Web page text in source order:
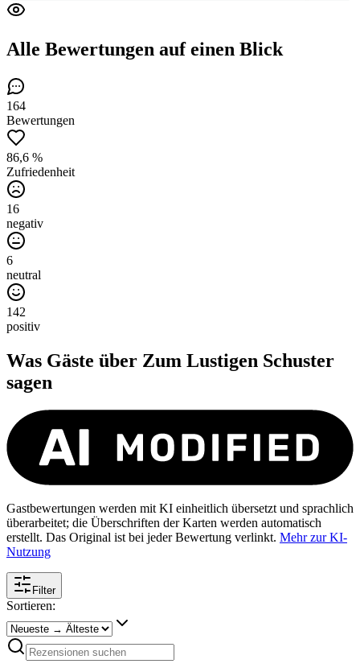
Alle Bewertungen auf einen Blick
164
Bewertungen
86,6 %
Zufriedenheit
16
negativ
6
neutral
142
positiv
Was Gäste über Zum Lustigen Schuster
sagen
Gastbewertungen werden mit KI einheitlich übersetzt und sprachlich
überarbeitet; die Überschriften der Karten werden automatisch
erstellt. Das Original ist bei jeder Bewertung verlinkt. Mehr zur KI-
Nutzung
Filter
Sortieren: